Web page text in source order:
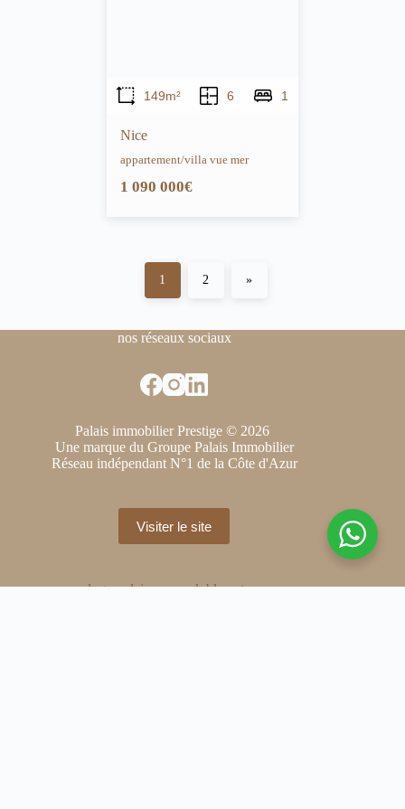
149m² 6 1
Nice
appartement/villa vue mer
1 090 000€
1 2 »
nos réseaux sociaux
Palais immobilier Prestige © 2026
Une marque du Groupe Palais Immobilier
Réseau indépendant N°1 de la Côte d'Azur
Visiter le site